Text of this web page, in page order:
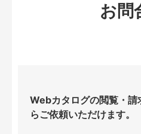
お問
Webカタログの閲覧・請
らご依頼いただけます。